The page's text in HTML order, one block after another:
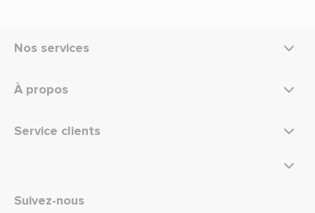
Nos services
À propos
Service clients
Suivez-nous